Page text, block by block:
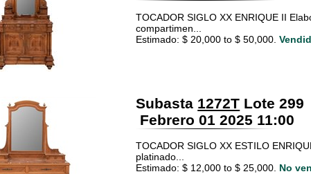
TOCADOR SIGLO XX ENRIQUE II
compartimen...
Estimado: $ 20,000 to $ 50,000.
Subasta 1272T Lote 299
Febrero 01 2025 11:00
TOCADOR SIGLO XX ESTILO
platinado...
Estimado: $ 12,000 to $ 25,000. No